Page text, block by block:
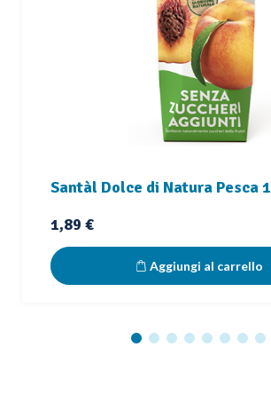
Santàl Dolce di Natura Pesca
Prezzo
1,89 €
Aggiungi al carrello